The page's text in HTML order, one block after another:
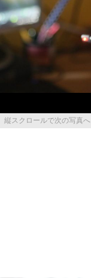
縦スクロールで次の写真へ